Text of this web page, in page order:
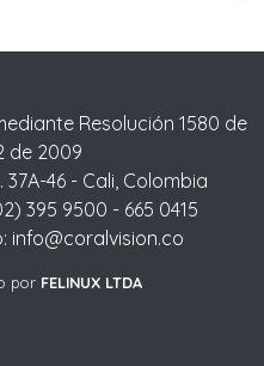
Resolución 1580 de
de 2009
37A-46 - Cali, Colombia
395 9500 - 665 0415
info@coralvision.co
por FELINUX LTDA